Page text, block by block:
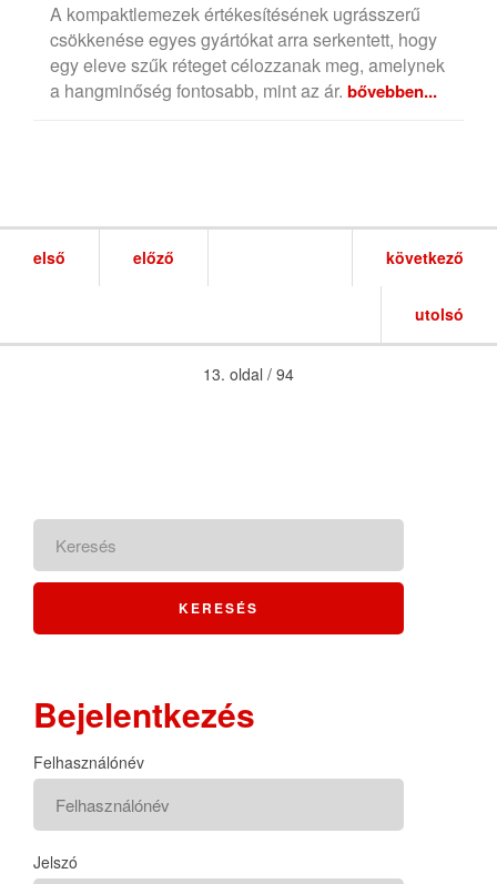
A kompaktlemezek értékesítésének ugrásszerű
csökkenése egyes gyártókat arra serkentett, hogy
egy eleve szűk réteget célozzanak meg, amelynek
a hangminőség fontosabb, mint az ár. bővebben...
első előző következő
utolsó
13. oldal / 94
Bejelentkezés
Felhasználónév
Jelszó